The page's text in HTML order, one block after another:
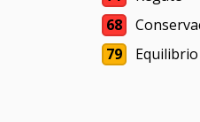
68
79
Equilibrio